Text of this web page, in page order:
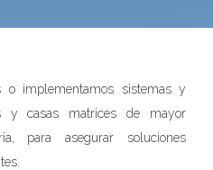
o implementamos sistemas y
y casas matrices de mayor
para asegurar soluciones